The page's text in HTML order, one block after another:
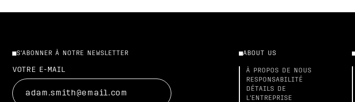
S'ABONNER À NOTRE NEWSLETTER
VOTRE E-MAIL
ABOUT US
À PROPOS DE NOUS
RESPONSABILITÉ
DÉTAILS DE
L'ENTREPRISE